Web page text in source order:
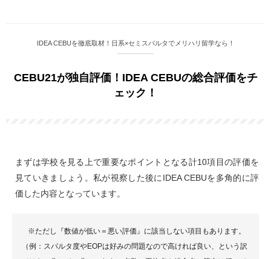
IDEA CEBUを徹底取材！日系×セミスパルタでメリハリ留学なら！
CEBU21が独自評価！IDEA CEBUの総合評価をチ
ェック！
まずは学校を見る上で重要なポイントとなる計10項目の評価を
見ていきましょう。私が視察した後にIDEA CEBUを多角的に評
価した内容となっています。
※ただし『数値が低い＝悪い評価』に該当しない項目もあります。
（例：スパルタ度やEOPは好みの問題なので高ければ良い、という訳